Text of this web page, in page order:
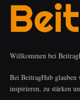
Willkommen bei
Bei BeitragHub
inspirieren, zu stärken